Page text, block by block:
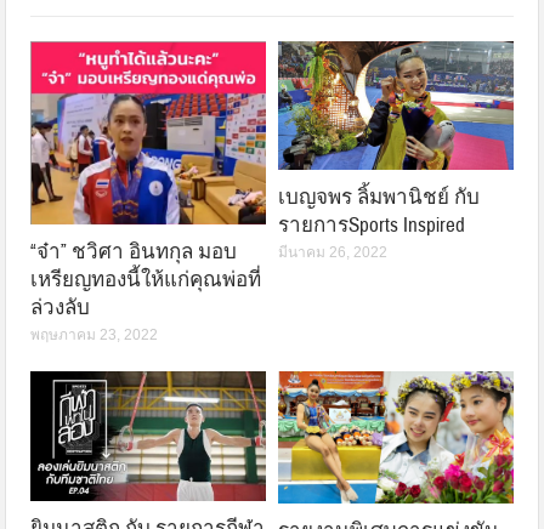
“จ๋า” ชวิศา อินทกุล มอบ
เหรียญทองนี้ให้แก่คุณพ่อที่
ล่วงลับ
พฤษภาคม 23, 2022
เบญจพร ลิ้มพานิชย์ กับ
รายการSports Inspired
มีนาคม 26, 2022